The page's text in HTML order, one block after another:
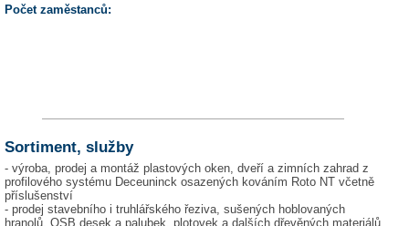
Počet zaměstanců:
Sortiment, služby
- výroba, prodej a montáž plastových oken, dveří a zimních zahrad z
profilového systému Deceuninck osazených kováním Roto NT včetně
příslušenství
- prodej stavebního i truhlářského řeziva, sušených hoblovaných
hranolů, OSB desek a palubek, plotovek a dalších dřevěných materiálů